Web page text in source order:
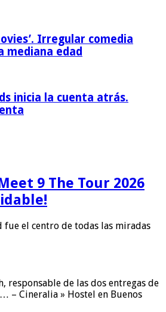
Irregular comedia
mediana edad
inicia la cuenta atrás.
9 The Tour 2026
fue el centro de todas las miradas
responsable de las dos entregas de
– Cineralia » Hostel en Buenos